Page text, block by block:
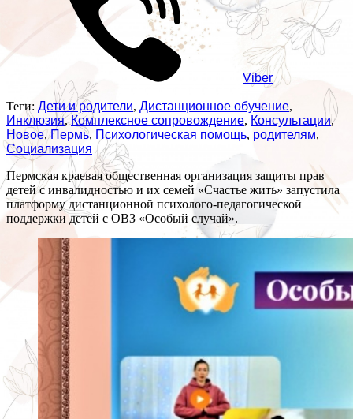
Viber
Теги: Дети и родители, Дистанционное обучение,
Инклюзия,Комплексное сопровождение, Консультации,
Новое,Пермь, Психологическая помощь, родителям,
Социализация
Пермская краевая общественная организация защиты прав
детей с инвалидностью и их семей «Счастье жить» запустила
платформу дистанционной психолого-педагогической
поддержки детей с ОВЗ «Особый случай».